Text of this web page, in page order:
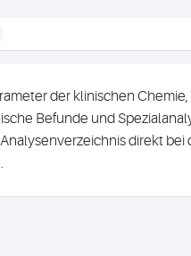
der klinischen
Befunde und
direkt